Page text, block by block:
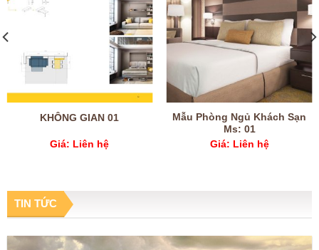
Mẫu Phòng Ngủ Khách Sạn
Giá: Liên hệ
Mẫu Phòng Ngủ Khách Sạn
Ms: 03
Giá: Liên hệ
TIN TỨC